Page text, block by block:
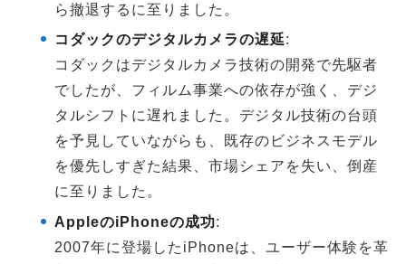
ら撤退するに至りました。
コダックのデジタルカメラの遅延:
コダックはデジタルカメラ技術の開発で先駆者
でしたが、フィルム事業への依存が強く、デジ
タルシフトに遅れました。デジタル技術の台頭
を予見していながらも、既存のビジネスモデル
を優先しすぎた結果、市場シェアを失い、倒産
に至りました。
AppleのiPhoneの成功:
2007年に登場したiPhoneは、ユーザー体験を革